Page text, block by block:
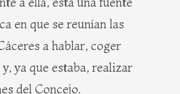
en que se reunían las
a hablar, coger
ya que estaba, realizar
del Concejo.